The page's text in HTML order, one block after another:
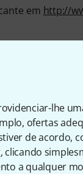
lhe
ofertas
de acordo,
a qualquer
em http://